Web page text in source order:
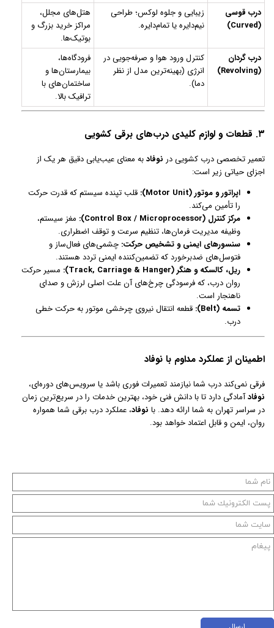
درب قوسی
(Curved)
زیبایی و جلوه لوکس؛ طراحی
نیم‌دایره یا تمام‌دایره.
هتل‌های مجلل،
مراکز خرید بزرگ و
بوتیک‌ها.
درب گردان
(Revolving)
کنترل ورود هوا و صرفه‌جویی در
انرژی (بهینه‌ترین مدل از نظر
دما).
فرودگاه‌ها،
بیمارستان‌ها و
ساختمان‌های با
ترافیک بالا.
۳. قطعات و لوازم کلیدی درب‌های برقی کشویی
تعمیر تخصصی درب کشویی در نوفادبه معنای عیب‌یابی دقیق هر یک از
اجزای حیاتی زیر است:
اپراتور و موتور (Motor Unit):
قلب تپنده سیستم که قدرت حرکت
را تأمین می‌کند.
مرکز کنترل (Control Box / Microprocessor):
مغز سیستم،
وظیفه مدیریت فرمان‌ها، تنظیم سرعت و توقف اضطراری.
سنسورهای ایمنی و تشخیص حرکت: چشمی‌های فعال‌ساز و
فتوسل‌های ضدبرخورد که تضمین‌کننده ایمنی تردد هستند.
ریل، کالسکه و هنگر (Track, Carriage & Hanger):
مسیر حرکت
روان درب، که فرسودگی چرخ‌های آن علت اصلی لرزش و صدای
ناهنجار است.
تسمه (Belt):
قطعه انتقال نیروی چرخشی موتور به حرکت خطی
درب.
اطمینان از عملکرد مداوم با نوفاد
فرقی نمی‌کند درب شما نیازمند تعمیرات فوری باشد یا سرویس‌های دوره‌ای،
نوفادآمادگی دارد تا با دانش فنی خود، بهترین خدمات را در سریع‌ترین زمان
در سراسر تهران به شما ارائه دهد. با نوفاد، عملکرد درب برقی شما همواره
روان، ایمن و قابل اعتماد خواهد بود.